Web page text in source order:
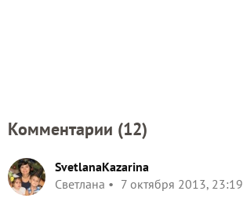
Комментарии (12)
SvetlanaKazarina
Светлана
7 октября 2013, 23:19